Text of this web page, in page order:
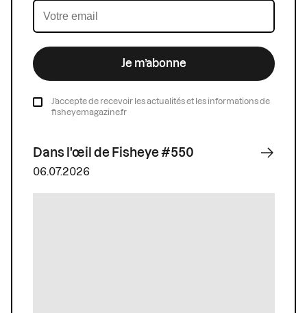
Je m’abonne
J’accepte de recevoir les actualités et les informations de
fisheyemagazine.fr
Dans l'œil de Fisheye #550
06.07.2026